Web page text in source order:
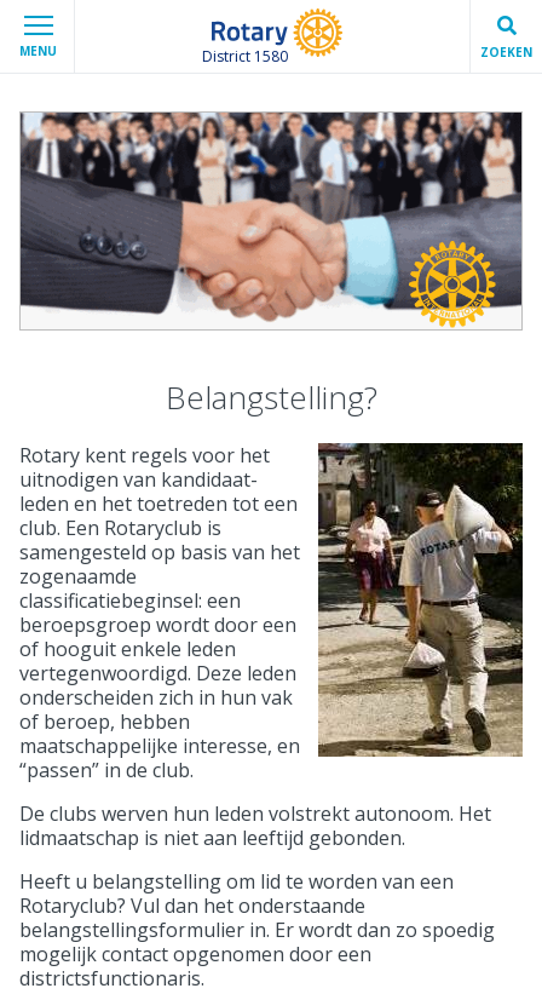
MENU District 1580 ZOEKEN
Belangstelling?
Rotary kent regels voor het
uitnodigen van kandidaat-
leden en het toetreden tot een
club. Een Rotaryclub is
samengesteld op basis van het
zogenaamde
classificatiebeginsel: een
beroepsgroep wordt door een
of hooguit enkele leden
vertegenwoordigd. Deze leden
onderscheiden zich in hun vak
of beroep, hebben
maatschappelijke interesse, en
“passen” in de club.
De clubs werven hun leden volstrekt autonoom. Het
lidmaatschap is niet aan leeftijd gebonden.
Heeft u belangstelling om lid te worden van een
Rotaryclub? Vul dan het onderstaande
belangstellingsformulier in. Er wordt dan zo spoedig
mogelijk contact opgenomen door een
districtsfunctionaris.